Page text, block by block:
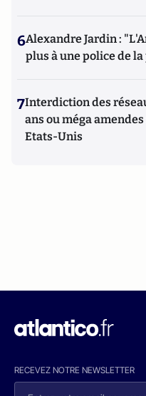
6Alexandre Jardin :
plus à une police de la
7Interdiction des
ans ou méga
Etats-Unis
RECEVEZ NOTRE NEWSLETTER